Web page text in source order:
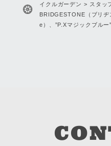
イクルガーデン > スタッ
BRIDGESTONE（ブリ
e）、”P.Xマジックブルー